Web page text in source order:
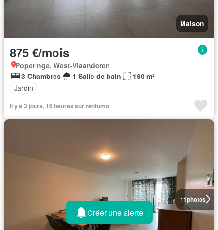
Maison
875 €/mois
Poperinge, West-Vlaanderen
3 Chambres
1 Salle de bain
180 m²
Jardin
Il y a 3 jours, 16 heures sur rentumo
11photos
Créer une alerte